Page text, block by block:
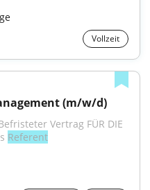
Vollzeit
(m/w/d)
Vertrag FÜR DIE
Referent